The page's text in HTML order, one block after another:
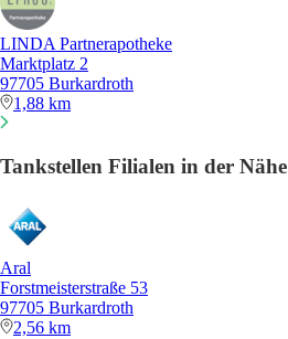
LINDA Partnerapotheke
Marktplatz 2
97705 Burkardroth
1,88 km
Tankstellen Filialen in der Nähe
Aral
Forstmeisterstraße 53
97705 Burkardroth
2,56 km